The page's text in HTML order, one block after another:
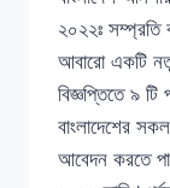
২০২২ঃ সম্প্রতি
আবারো একটি
বিজ্ঞপ্তিতে ৯
বাংলাদেশের
আবেদন করতে